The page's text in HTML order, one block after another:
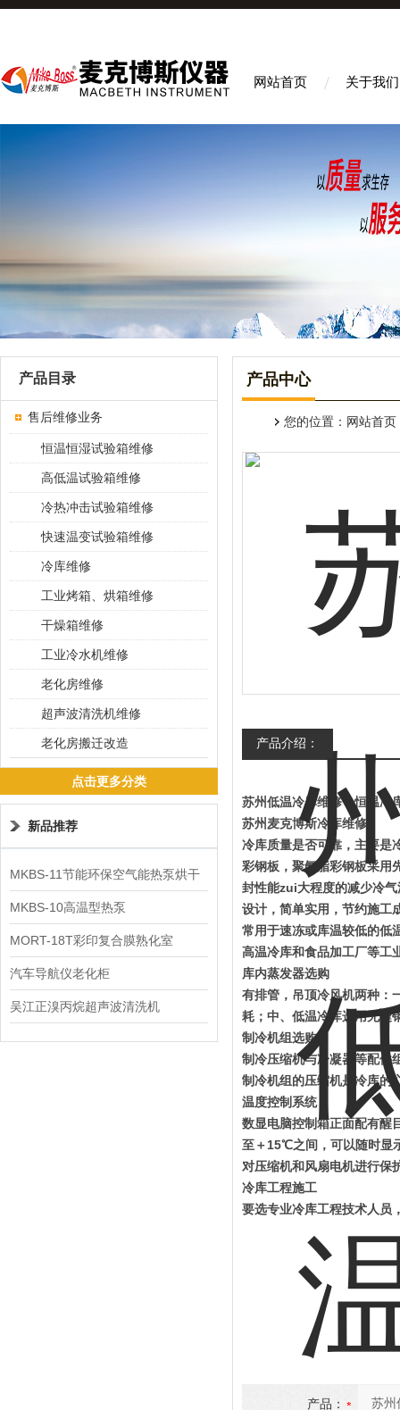
网站首页 关于我们
产品中心
您的位置： 网站首页
产品介绍：
苏州低温冷库维修，恒温冷
苏州麦克博斯冷库维修
冷库质量是否可靠，主要是
彩钢板，聚氨脂彩钢板采用
封性能zui大程度的减少冷
设计，简单实用，节约施工
常用于速冻或库温较低的低
高温冷库和食品加工厂等工
库内蒸发器选购
有排管，吊顶冷风机两种：
耗；中、低温冷库选用无缝
制冷机组选购
制冷压缩机与冷凝器等配件
制冷机组的压缩机是冷库的
温度控制系统
数显电脑控制箱正面配有醒
至＋15℃之间，可以随时显
对压缩机和风扇电机进行保
冷库工程施工
要选专业冷库工程技术人员
产品：
产品目录
售后维修业务
恒温恒湿试验箱维修
高低温试验箱维修
冷热冲击试验箱维修
快速温变试验箱维修
冷库维修
工业烤箱、烘箱维修
干燥箱维修
工业冷水机维修
老化房维修
超声波清洗机维修
老化房搬迁改造
点击更多分类
新品推荐
MKBS-11节能环保空气能热泵烘干
机
MKBS-10高温型热泵
MORT-18T彩印复合膜熟化室
汽车导航仪老化柜
吴江正溴丙烷超声波清洗机